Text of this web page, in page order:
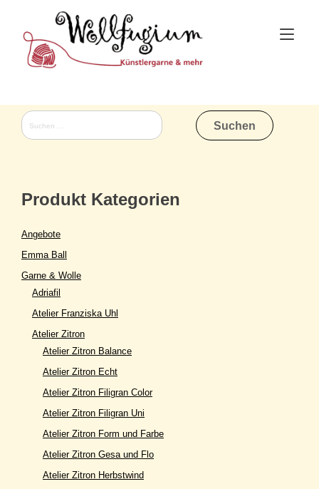
content
Suchen
nach:
Produkt Kategorien
Angebote
Emma Ball
Garne & Wolle
Adriafil
Atelier Franziska Uhl
Atelier Zitron
Atelier Zitron Balance
Atelier Zitron Echt
Atelier Zitron Filigran Color
Atelier Zitron Filigran Uni
Atelier Zitron Form und Farbe
Atelier Zitron Gesa und Flo
Atelier Zitron Herbstwind